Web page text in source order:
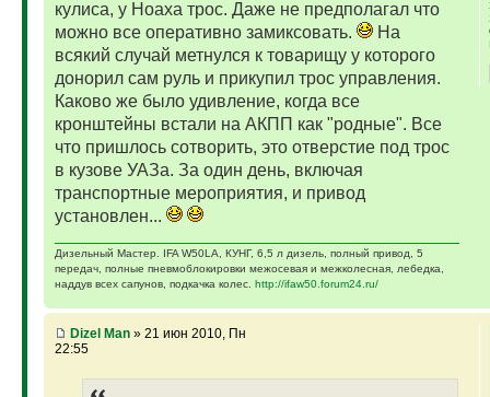
кулиса, у Ноаха трос. Даже не предполагал что
можно все оперативно замиксовать.
На
всякий случай метнулся к товарищу у которого
донорил сам руль и прикупил трос управления.
Каково же было удивление, когда все
кронштейны встали на АКПП как "родные". Все
что пришлось сотворить, это отверстие под трос
в кузове УАЗа. За один день, включая
транспортные мероприятия, и привод
установлен...
Дизельный Мастер. IFA W50LA, КУНГ, 6,5 л дизель, полный привод, 5
передач, полные пневмоблокировки межосевая и межколесная, лебедка,
наддув всех сапунов, подкачка колес. http://ifaw50.forum24.ru/
Dizel Man» 21 июн 2010, Пн
22:55